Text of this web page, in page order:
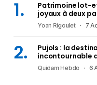
Patrimoine lot-
joyaux à deux
Yoan Rigoulet 7
Pujols : la
incontournable
Quidam Hebdo 6